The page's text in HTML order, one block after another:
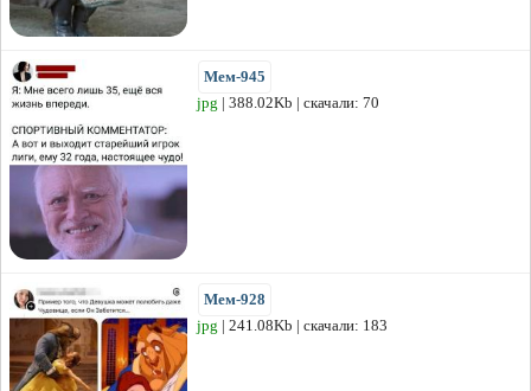
Мем-945
jpg | 388.02Kb | скачали: 70
Мем-928
jpg | 241.08Kb | скачали: 183